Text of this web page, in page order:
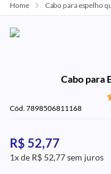
Home Cabo para espelho
Cabo para
Cód. 7898506811168
R$ 52,77
1x de R$ 52,77 sem juros